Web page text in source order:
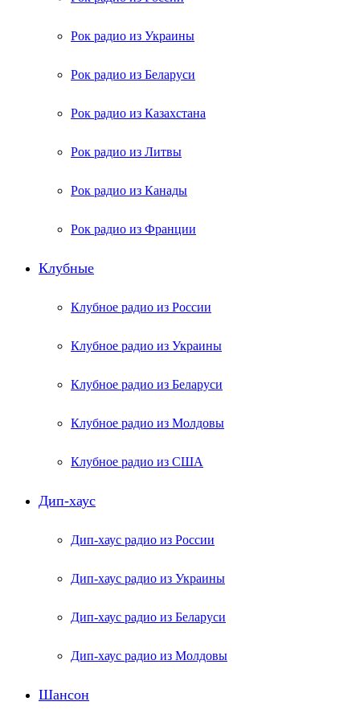
Рок радио из Украины
Рок радио из Беларуси
Рок радио из Казахстана
Рок радио из Литвы
Рок радио из Канады
Рок радио из Франции
Клубные
Клубное радио из России
Клубное радио из Украины
Клубное радио из Беларуси
Клубное радио из Молдовы
Клубное радио из США
Дип-хаус
Дип-хаус радио из России
Дип-хаус радио из Украины
Дип-хаус радио из Беларуси
Дип-хаус радио из Молдовы
Шансон